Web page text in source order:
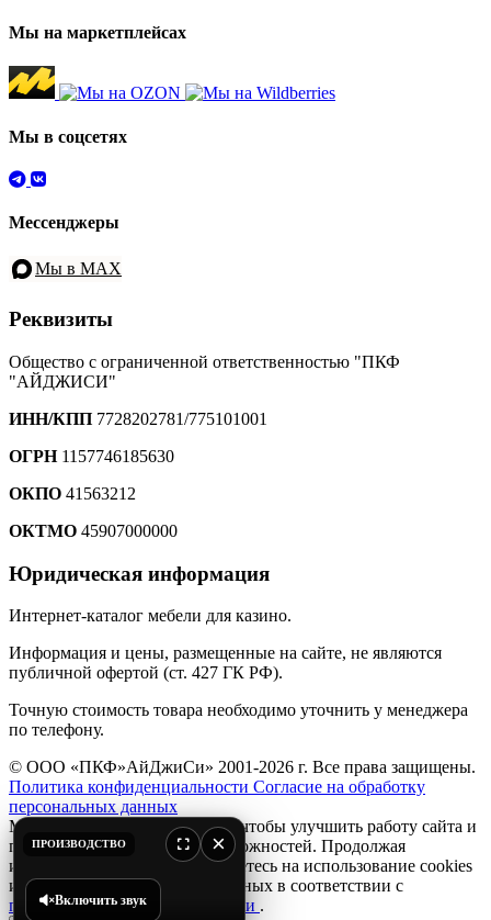
Мы на маркетплейсах
Мы в соцсетях
Мессенджеры
Мы в MAX
Реквизиты
Общество с ограниченной ответственностью "ПКФ
"АЙДЖИСИ"
ИНН/КПП 7728202781/775101001
ОГРН1157746185630
ОКПО 41563212
ОКТМО 45907000000
Юридическая информация
Интернет-каталог мебели для казино.
Информация и цены, размещенные на сайте, не являются
публичной офертой (ст. 427 ГК РФ).
Точную стоимость товара необходимо уточнить у менеджера
по телефону.
© ООО «ПКФ»АйДжиСи» 2001-2026 г. Все права защищены.
Политика конфиденциальности Согласие на обработку
персональных данных
Мы используем файлыcookie , чтобы улучшить работу сайта и
предоставить вам больше возможностей. Продолжая
использовать сайт, вы соглашаетесь на использование cookies
и обработку персональных данных в соответствии с
политикой конфиденциальности .
ПРОИЗВОДСТВО ×
Включить звук